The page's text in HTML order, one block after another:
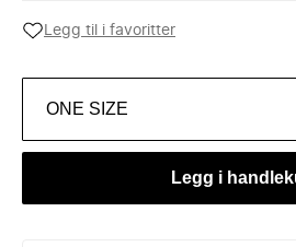
Legg til i favoritter
ONE SIZE
Legg i